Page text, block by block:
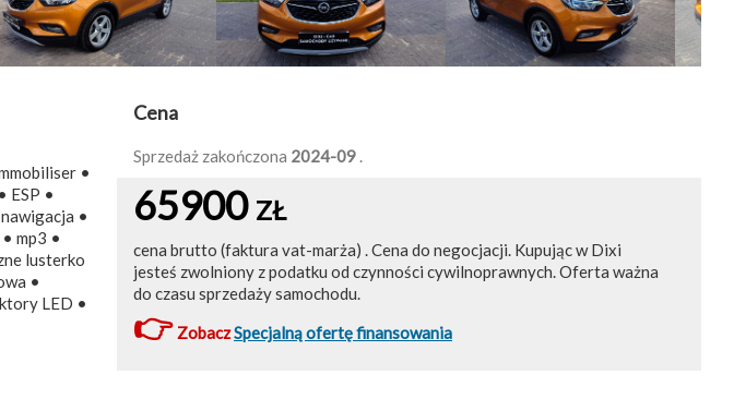
Cena
Sprzedaż zakończona 2024-09 .
65900 ZŁ
cena brutto (faktura vat-marża) . Cena do negocjacji. Kupując w Dixi
jesteś zwolniony z podatku od czynności cywilnoprawnych. Oferta ważna
do czasu sprzedaży samochodu.
👉ZobaczSpecjalną ofertę finansowania
•
ESP •
•
mp3 •
lusterko
•
LED •